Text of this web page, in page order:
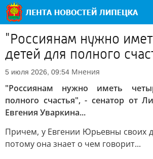
"Россиянам нужно
детей для полного
5 июля 2026, 09:54 Мнения
"Россиянам нужно иметь
полного счастья", - сенатор от
Евгения Уваркина...
Причем, у Евгении Юрьевны своих
потому она знает о чем говорит...